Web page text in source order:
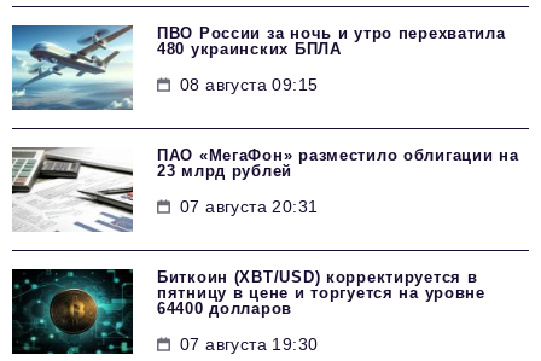
ПВО России за ночь и утро перехватила
480 украинских БПЛА
08 августа 09:15
ПАО «МегаФон» разместило облигации на
23 млрд рублей
07 августа 20:31
Биткоин (XBT/USD) корректируется в
пятницу в цене и торгуется на уровне
64400 долларов
07 августа 19:30